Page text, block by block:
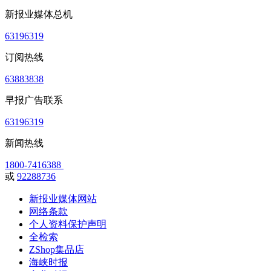
新报业媒体总机
63196319
订阅热线
63883838
早报广告联系
63196319
新闻热线
1800-7416388
或 92288736
新报业媒体网站
网络条款
个人资料保护声明
全检索
ZShop集品店
海峡时报